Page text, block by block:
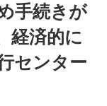
手続きが
経済的に
センター